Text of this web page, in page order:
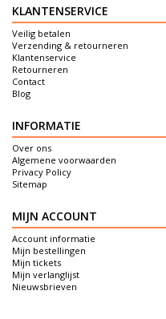
KLANTENSERVICE
Veilig betalen
Verzending & retourneren
Klantenservice
Retourneren
Contact
Blog
INFORMATIE
Over ons
Algemene voorwaarden
Privacy Policy
Sitemap
MIJN ACCOUNT
Account informatie
Mijn bestellingen
Mijn tickets
Mijn verlanglijst
Nieuwsbrieven